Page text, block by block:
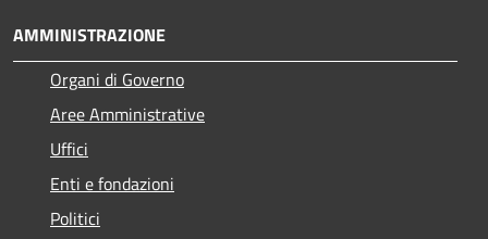
AMMINISTRAZIONE
Organi di Governo
Aree Amministrative
Uffici
Enti e fondazioni
Politici